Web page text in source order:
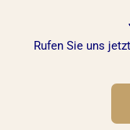
Rufen Sie uns